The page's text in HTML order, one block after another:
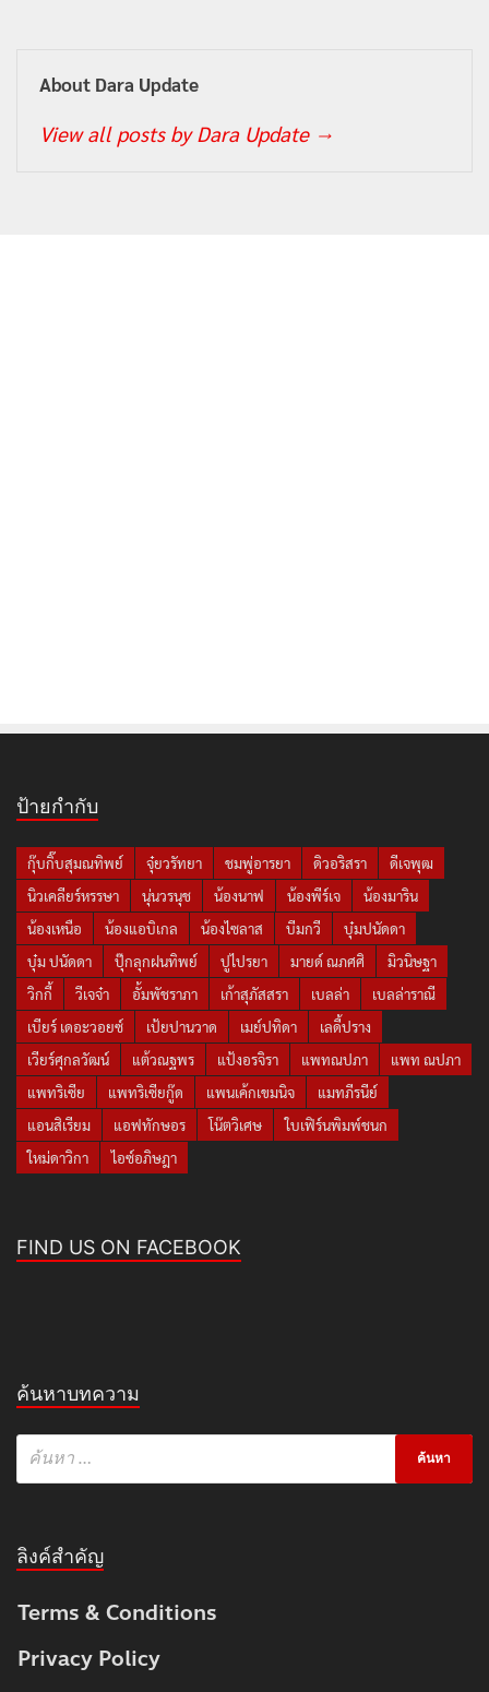
About Dara Update
View all posts by Dara Update →
ป้ายกำกับ
กุ๊บกิ๊บสุมณทิพย์ จุ๋ยวรัทยา ชมพู่อารยา ดิวอริสรา
ดีเจพุฒ
นิวเคลียร์หรรษา
นุ่นวรนุช น้องนาฟ น้องพีร์เจ
น้องมาริน
น้องเหนือ
น้องแอบิเกล น้องไซลาส บีมกวี
บุ๋มปนัดดา
บุ๋ม ปนัดดา
ปุ๊กลุกฝนทิพย์ ปูไปรยา มายด์ ณภศศิ
มิวนิษฐา
วิกกี้
วีเจจ๋า อั้มพัชราภา เก้าสุภัสสรา เบลล่า
เบลล่าราณี
เบียร์ เดอะวอยซ์
เป้ยปานวาด เมย์ปทิดา
เลดี้ปราง
เวียร์ศุกลวัฒน์
แต้วณฐพร แป้งอรจิรา แพทณปภา
แพท ณปภา
แพทริเซีย
แพทริเซียกู๊ด แพนเค้กเขมนิจ
แมทภีรนีย์
แอนสิเรียม
แอฟทักษอร โน๊ตวิเศษ
ใบเฟิร์นพิมพ์ชนก
ใหม่ดาวิกา
ไอซ์อภิษฎา
FIND US ON FACEBOOK
ค้นหาบทความ
ลิงค์สำคัญ
Terms & Conditions
Privacy Policy